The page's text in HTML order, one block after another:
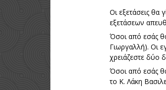
Οι εξετάσεις
εξετάσεων
Όσοι από εσάς
Γιωργαλλή). Οι
χρειάζεστε δύο
Όσοι από εσάς
το Κ. Λάκη